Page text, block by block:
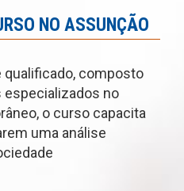
NO ASSUNÇÃO
composto
no
o curso capacita
uma análise